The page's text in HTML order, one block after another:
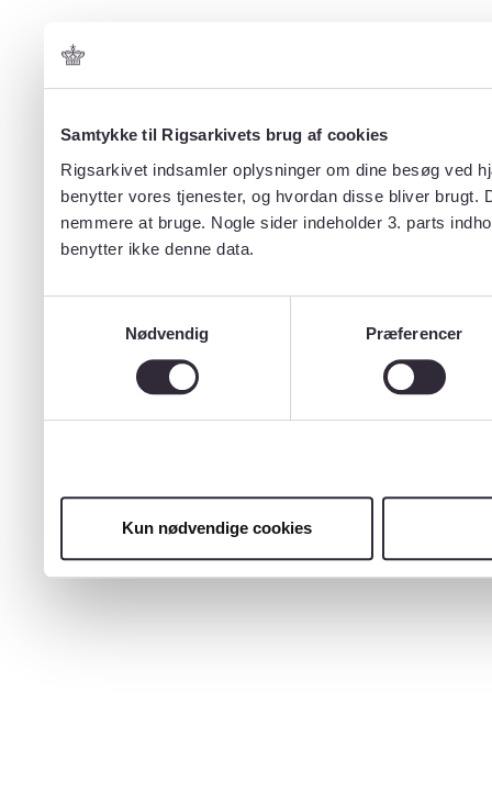
Samtykke til Rigsarkivets brug af cookies
Rigsarkivet indsamler oplysninger om dine besøg ved
benytter vores tjenester, og hvordan disse bliver
nemmere at bruge. Nogle sider indeholder 3. parts
benytter ikke denne data.
Nødvendig
Præferencer
Kun nødvendige cookies